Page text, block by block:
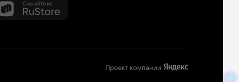
Проект компании